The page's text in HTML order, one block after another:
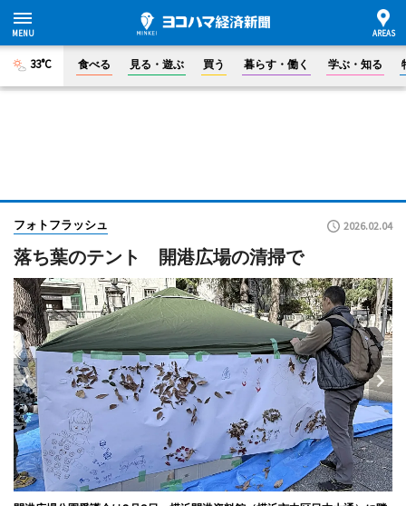
33°C 食べる 見る・遊ぶ 買う 暮らす・働く 学ぶ・知る
フォトフラッシュ 2026.02.04
落ち葉のテント 開港広場の清掃で